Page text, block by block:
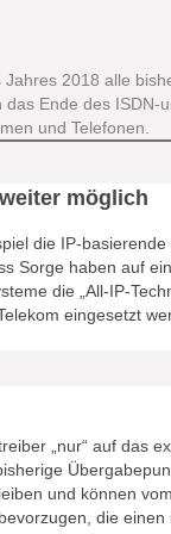
2018 alle
das Ende des
und Telefonen.
möglich
die IP-
Sorge haben auf
die „All-IP-
eingesetzt
„nur“ auf das
und können
die